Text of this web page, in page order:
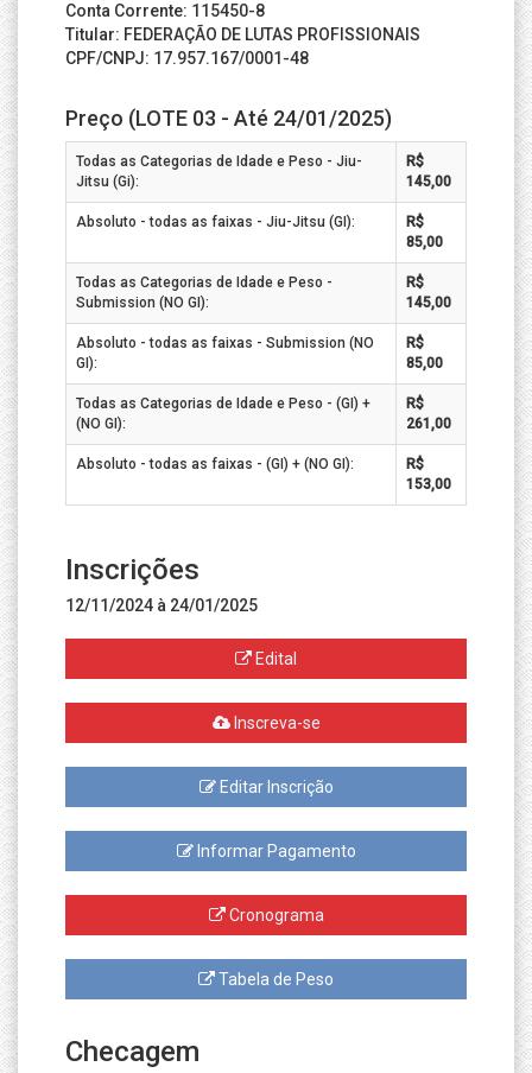
Conta Corrente: 115450-8
Titular: FEDERAÇÃO DE LUTAS PROFISSIONAIS
CPF/CNPJ: 17.957.167/0001-48
Preço (LOTE 03 - Até 24/01/2025)
Todas as Categorias de Idade e Peso - Jiu-
Jitsu (Gi):
R$
145,00
Absoluto - todas as faixas - Jiu-Jitsu (GI):
R$
85,00
Todas as Categorias de Idade e Peso -
Submission (NO GI):
R$
145,00
Absoluto - todas as faixas - Submission (NO
GI):
R$
85,00
Todas as Categorias de Idade e Peso - (GI) +
(NO GI):
R$
261,00
Absoluto - todas as faixas - (GI) + (NO GI):
R$
153,00
Inscrições
12/11/2024 à 24/01/2025
Edital
Inscreva-se
Editar Inscrição
Informar Pagamento
Cronograma
Tabela de Peso
Checagem